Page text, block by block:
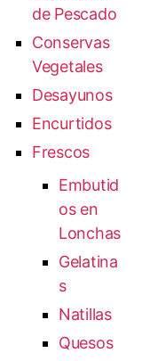
de Pescado
Conservas
Vegetales
Desayunos
Encurtidos
Frescos
Embutid
os en
Lonchas
Gelatina
s
Natillas
Quesos